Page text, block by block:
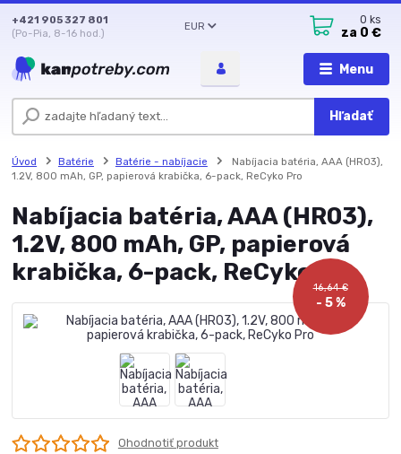
Menu
EUR
Hľadať
+421 905 327 801
(Po-Pia, 8-16 hod.)
0 ks
za 0 €
Úvod Batérie Batérie - nabíjacie
Nabíjacia batéria, AAA (HR03),
1.2V, 800 mAh, GP, papierová krabička, 6-pack, ReCyko Pro
Nabíjacia batéria, AAA (HR03),
1.2V, 800 mAh, GP, papierová
krabička, 6-pack, ReCyko Pro
16,64 €
- 5 %
Ohodnotiť produkt